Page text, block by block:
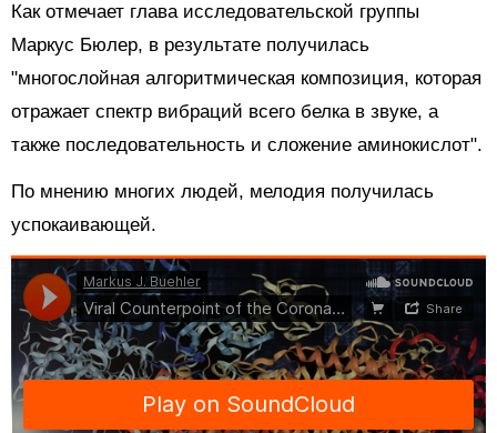
Как отмечает глава исследовательской группы
Маркус Бюлер, в результате получилась
"многослойная алгоритмическая композиция, которая
отражает спектр вибраций всего белка в звуке, а
также последовательность и сложение аминокислот".
По мнению многих людей, мелодия получилась
успокаивающей.